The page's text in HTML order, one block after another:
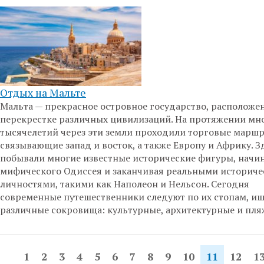
Отдых на Мальте
Мальта — прекрасное островное государство,
перекрестке различных цивилизаций. На протяжении
тысячелетий через эти земли проходили торговые
связывающие запад и восток, а также Европу и Африку.
побывали многие известные исторические фигуры,
мифического Одиссея и заканчивая реальными
личностями, такими как Наполеон и Нельсон. Сегодня
современные путешественники следуют по их стопам,
различные сокровища: культурные, архитектурные и
1 2 3 4 5 6 7 8 9 10 11 12